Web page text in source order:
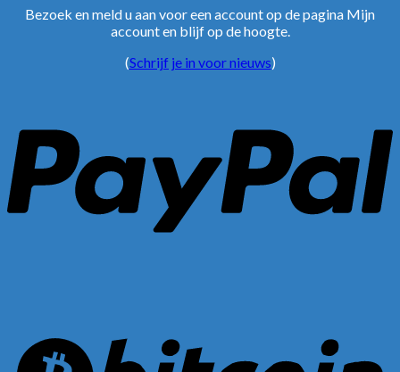
Bezoek en meld u aan voor een account op de pagina Mijn
account en blijf op de hoogte.
(Schrijf je in voor nieuws)